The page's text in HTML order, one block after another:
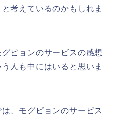
考えているのかもしれま
ピョンのサービスの感想
人も中にはいると思いま
、モグピョンのサービス